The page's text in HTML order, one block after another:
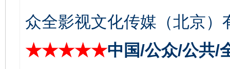
众全影视文化传媒（北京）
★★★★★中国/公众/公共/